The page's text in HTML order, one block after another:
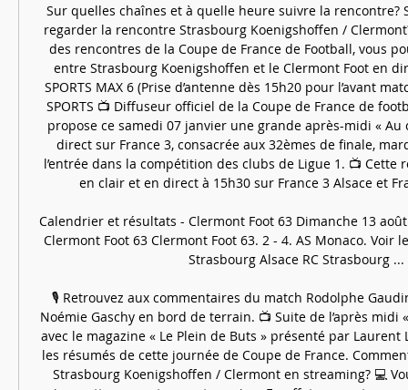
Sur quelles chaînes et à quelle heure suivre la rencontre?
regarder la rencontre Strasbourg Koenigshoffen /
des rencontres de la Coupe de France de Football, vous
entre Strasbourg Koenigshoffen et le Clermont Foot en
SPORTS MAX 6 (Prise d’antenne dès 15h20 pour l’avant
SPORTS 📺 Diffuseur officiel de la Coupe de France de
propose ce samedi 07 janvier une grande après-midi «
direct sur France 3, consacrée aux 32èmes de finale,
l’entrée dans la compétition des clubs de Ligue 1. 📺 Cette
en clair et en direct à 15h30 sur France 3 Alsace et
Calendrier et résultats - Clermont Foot 63 Dimanche 13
Clermont Foot 63 Clermont Foot 63. 2 - 4. AS Monaco. Voir
Strasbourg Alsace RC Strasbourg ...
🎙️ Retrouvez aux commentaires du match Rodolphe
Noémie Gaschy en bord de terrain. 📺 Suite de l’après midi
avec le magazine « Le Plein de Buts » présenté par
les résumés de cette journée de Coupe de France.
Strasbourg Koenigshoffen / Clermont en streaming? 💻